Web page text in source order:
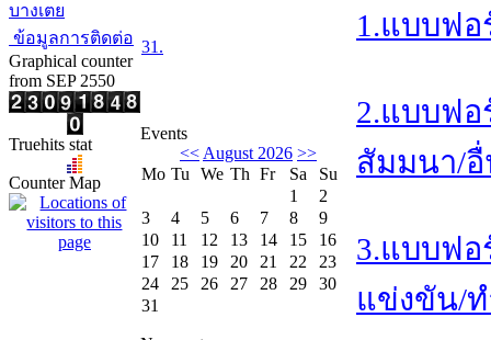
บางเตย
ข้อมูลการติดต่อ
Graphical counter
from SEP 2550
Truehits stat
Counter Map
31.
Events
<< August 2026 >>
Mo Tu We Th Fr Sa
Su
1
2
3
4 5 6 7 8
9
10
11 12 13 14 15
16
17
18 19 20 21 22
23
24
25 26 27 28 29
30
31
1.แบบฟ
2.แบบฟ
สัมมนา/
3.แบบฟอ
แข่งขัน/